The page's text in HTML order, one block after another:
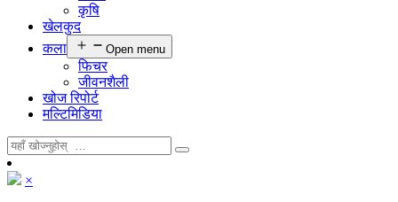
कृषि
खेलकुद
कला
Open menu
फिचर
जीवनशैली
खोज रिपोर्ट
मल्टिमिडिया
×